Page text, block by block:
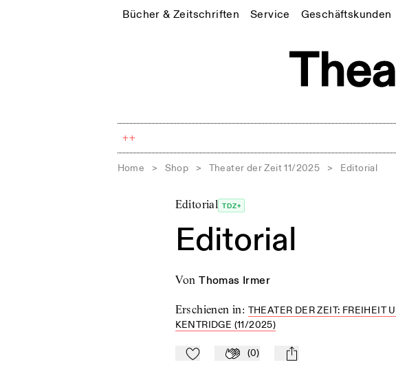
Bücher & Zeitschriften Service Geschäftskunden
++
Home > Shop > Theater der Zeit 11/2025 > Editorial
Editorial TDZ+
Editorial
von Thomas Irmer
Erschienen in: THEATER DER ZEIT: FREIHEIT
KENTRIDGE (11/2025)
Zu Mein-TdZ hinzufügen
Applaudieren
(0) mail